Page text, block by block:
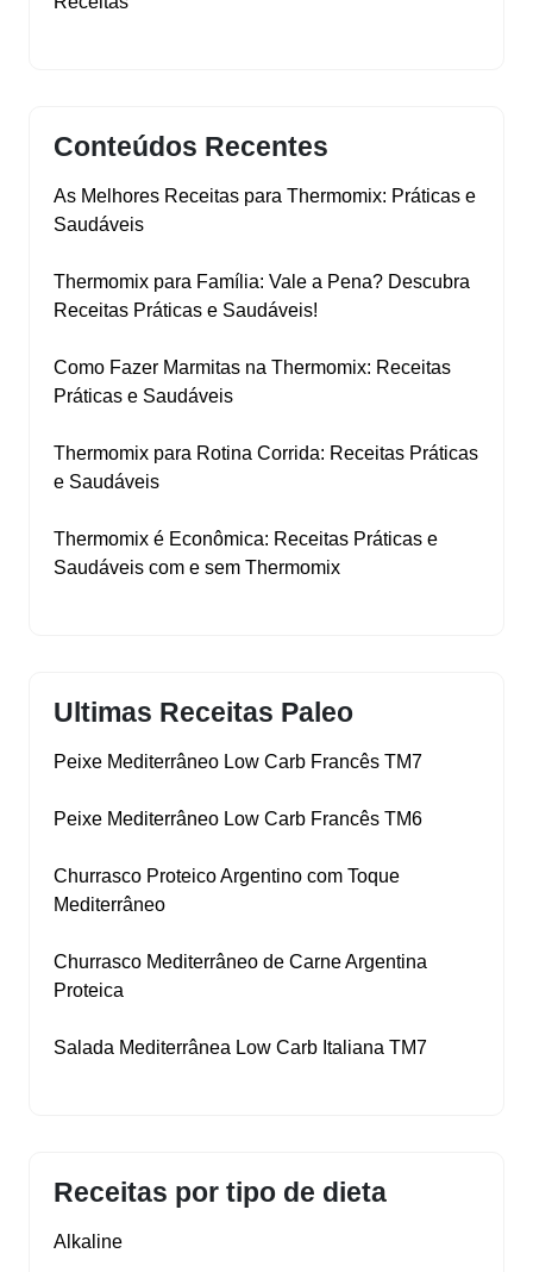
Conteúdos Recentes
As Melhores Receitas para Thermomix: Práticas e
Saudáveis
Thermomix para Família: Vale a Pena? Descubra
Receitas Práticas e Saudáveis!
Como Fazer Marmitas na Thermomix: Receitas
Práticas e Saudáveis
Thermomix para Rotina Corrida: Receitas Práticas
e Saudáveis
Thermomix é Econômica: Receitas Práticas e
Saudáveis com e sem Thermomix
Ultimas Receitas Paleo
Peixe Mediterrâneo Low Carb Francês TM7
Peixe Mediterrâneo Low Carb Francês TM6
Churrasco Proteico Argentino com Toque
Mediterrâneo
Churrasco Mediterrâneo de Carne Argentina
Proteica
Salada Mediterrânea Low Carb Italiana TM7
Receitas por tipo de dieta
Alkaline